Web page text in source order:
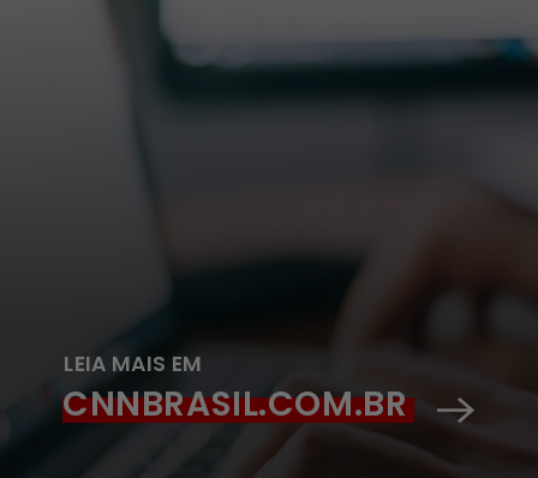
LEIA MAIS EM
CNNBRASIL.COM.BR